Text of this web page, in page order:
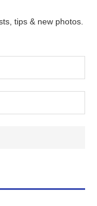
tips & new photos.